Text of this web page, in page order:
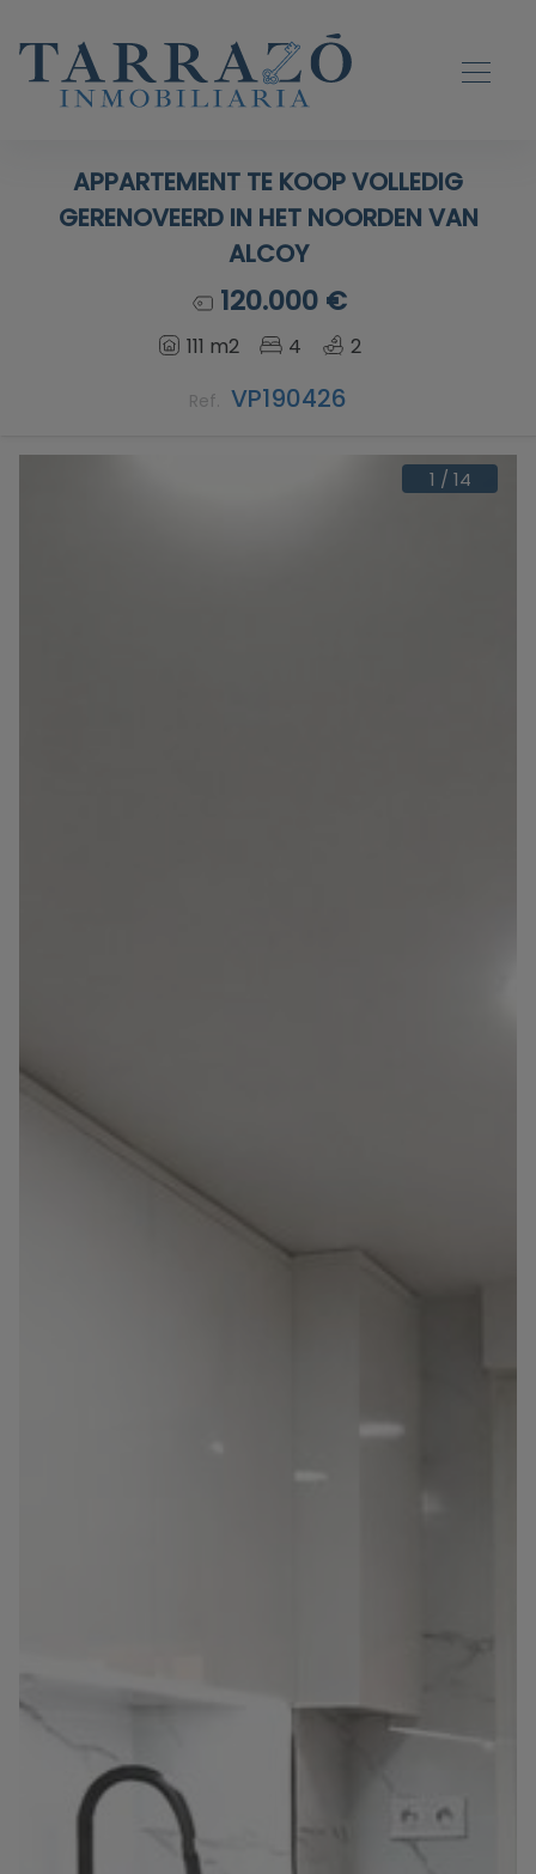
APPARTEMENT TE KOOP VOLLEDIG
GERENOVEERD IN HET NOORDEN VAN
ALCOY
120.000 €
111 m2 4 2
Ref. VP190426
1 / 14